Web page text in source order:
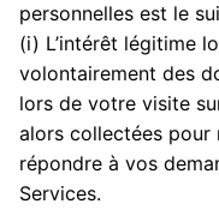
personnelles est le
(i) L’intérêt légitime
volontairement des
lors de votre visite
alors collectées pour
répondre à vos
Services.